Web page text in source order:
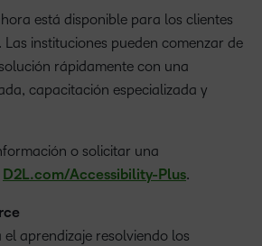
está disponible para los clientes
instituciones pueden comenzar de
rápidamente con una
capacitación especializada y
o solicitar una
D2L.com/Accessibility-Plus.
el aprendizaje resolviendo los